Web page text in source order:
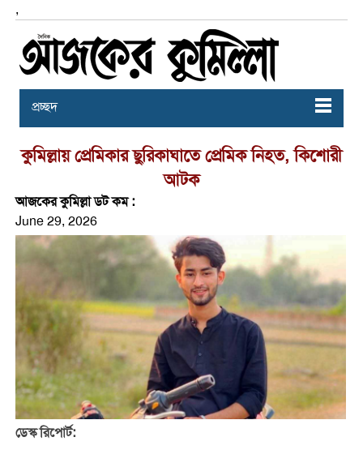
,
প্রচ্ছদ
কুমিল্লায় প্রেমিকার ছুরিকাঘাতে প্রেমিক নিহত, কিশোরী
আটক
আজকের কুমিল্লা ডট কম :
June 29, 2026
ডেস্ক রিপোর্ট: